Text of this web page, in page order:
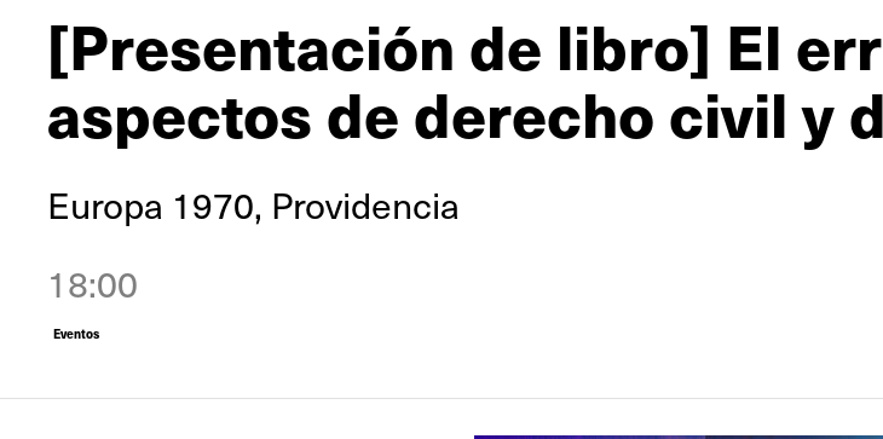
[Presentación de libro] El
aspectos de derecho civil y
Europa 1970, Providencia
18:00
Eventos